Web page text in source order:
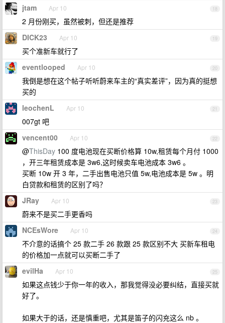
18
jtam Apr 10
2 月份刚买，虽然被刺，但还是推荐
19
DICK23 Apr 10
买个准新车就行了
20
eventlooped Apr 10
我倒是想在这个帖子听听蔚来车主的“真实差评”，因为真的挺想
买的
21
leochenL Apr 10
007gt 吧
22
vencent00 Apr 10
@ThisDay 100 度电池现在买断价格算 10w,租赁每个月付 1000
，开三年租赁成本是 3w6,这时候卖车电池成本 3w6 。
买断 10w 开 3 年，二手出售电池只值 5w,电池成本是 5w 。明
白贷款和租赁的区别了吗？
23
JRay Apr 10
蔚来不是买二手更香吗
24
NCEsWore Apr 10
不介意的话搞个 25 款二手 26 款跟 25 款区别不大 买新车租电
的价格加一点就可以买断二手了
25
evilHa Apr 10
如果这点钱少于你一年的收入，那我觉得没必要纠结，直接买就
好了。
如果大于的话，还是慎重吧，尤其是笛子的闪充这么 nb 。